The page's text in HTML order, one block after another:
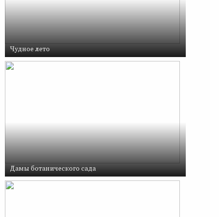
Чудное лето
Дамы ботанического сада